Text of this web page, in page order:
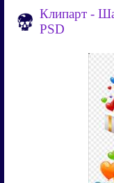
Клипарт -
PSD